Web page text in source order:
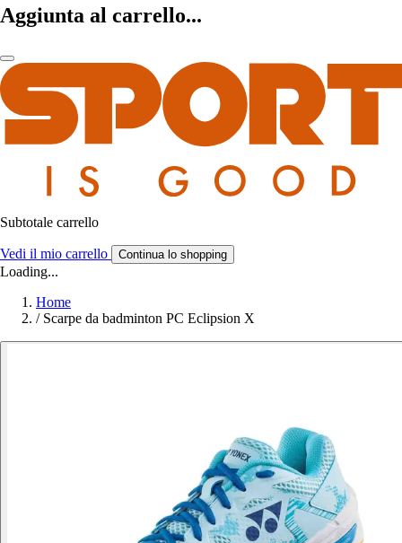
Aggiunta al carrello...
Subtotale carrello
Vedi il mio carrello Continua lo shopping
Loading...
Home
/ Scarpe da badminton PC Eclipsion X